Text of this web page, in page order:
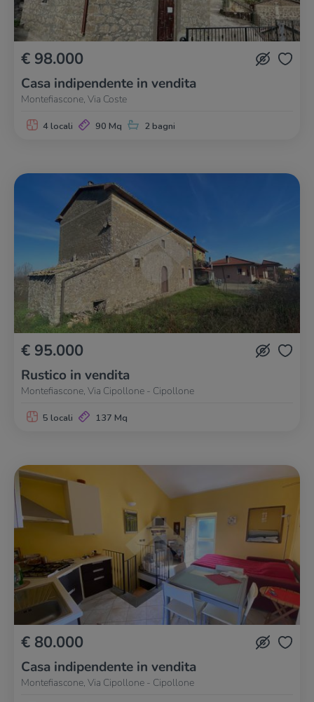
€ 98.000
Casa indipendente in vendita
Montefiascone, Via Coste
4 locali 90 Mq 2 bagni
€ 95.000
Rustico in vendita
Montefiascone, Via Cipollone - Cipollone
5 locali 137 Mq
€ 80.000
Casa indipendente in vendita
Montefiascone, Via Cipollone - Cipollone